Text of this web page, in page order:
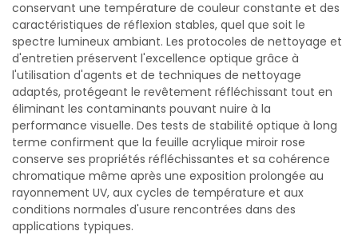
conservant une température de couleur constante et des
caractéristiques de réflexion stables, quel que soit le
spectre lumineux ambiant. Les protocoles de nettoyage et
d'entretien préservent l'excellence optique grâce à
l'utilisation d'agents et de techniques de nettoyage
adaptés, protégeant le revêtement réfléchissant tout en
éliminant les contaminants pouvant nuire à la
performance visuelle. Des tests de stabilité optique à long
terme confirment que la feuille acrylique miroir rose
conserve ses propriétés réfléchissantes et sa cohérence
chromatique même après une exposition prolongée au
rayonnement UV, aux cycles de température et aux
conditions normales d'usure rencontrées dans des
applications typiques.